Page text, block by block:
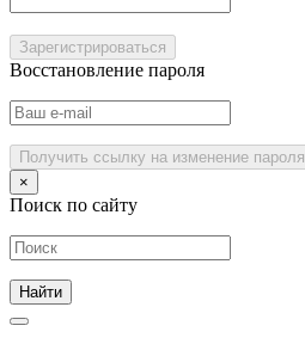
Зарегистрироваться
Восстановление пароля
Получить ссылку на изменение пароля
×
Поиск по сайту